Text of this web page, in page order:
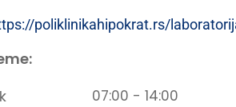
poliklinikahipokrat.rs/
07:00 - 14:00